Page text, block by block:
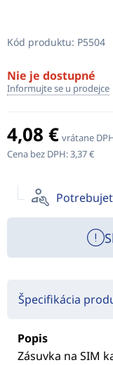
Kód produktu: P5504
Nie je dostupné
Informujte se u prodejce
4,08 € vrátane
Cena bez DPH:3,37 €
Špecifikácia
Popis
Zásuvka na SIM